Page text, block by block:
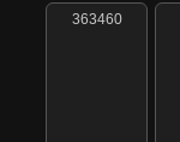
363460